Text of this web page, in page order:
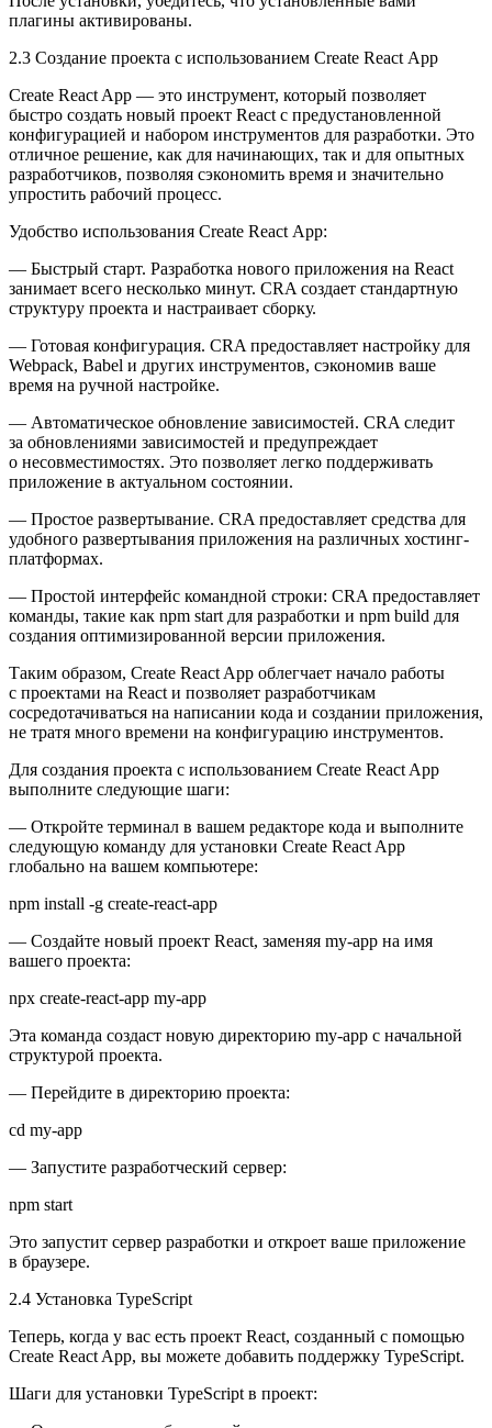
плагины активированы.
2.3 Создание проекта с использованием Create React App
Create React App — это инструмент, который позволяет
быстро создать новый проект React с предустановленной
конфигурацией и набором инструментов для разработки. Это
отличное решение, как для начинающих, так и для опытных
разработчиков, позволяя сэкономить время и значительно
упростить рабочий процесс.
Удобство использования Create React App:
— Быстрый старт. Разработка нового приложения на React
занимает всего несколько минут. CRA создает стандартную
структуру проекта и настраивает сборку.
— Готовая конфигурация. CRA предоставляет настройку для
Webpack, Babel и других инструментов, сэкономив ваше
время на ручной настройке.
— Автоматическое обновление зависимостей. CRA следит
за обновлениями зависимостей и предупреждает
о несовместимостях. Это позволяет легко поддерживать
приложение в актуальном состоянии.
— Простое развертывание. CRA предоставляет средства для
удобного развертывания приложения на различных хостинг-
платформах.
— Простой интерфейс командной строки: CRA предоставляет
команды, такие как npm start для разработки и npm build для
создания оптимизированной версии приложения.
Таким образом, Create React App облегчает начало работы
с проектами на React и позволяет разработчикам
сосредотачиваться на написании кода и создании приложения,
не тратя много времени на конфигурацию инструментов.
Для создания проекта с использованием Create React App
выполните следующие шаги:
— Откройте терминал в вашем редакторе кода и выполните
следующую команду для установки Create React App
глобально на вашем компьютере:
npm install -g create-react-app
— Создайте новый проект React, заменяя my-app на имя
вашего проекта:
npx create-react-app my-app
Эта команда создаст новую директорию my-app с начальной
структурой проекта.
— Перейдите в директорию проекта:
cd my-app
— Запустите разработческий сервер:
npm start
Это запустит сервер разработки и откроет ваше приложение
в браузере.
2.4 Установка TypeScript
Теперь, когда у вас есть проект React, созданный с помощью
Create React App, вы можете добавить поддержку TypeScript.
Шаги для установки TypeScript в проект: